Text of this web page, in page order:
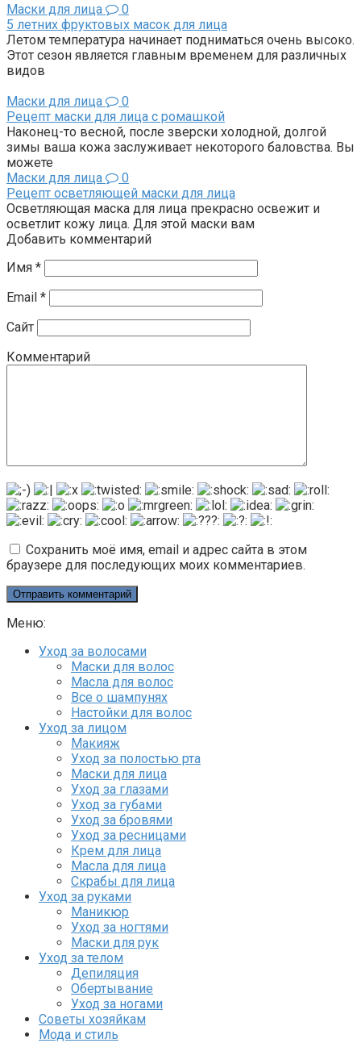
Маски для лица
0
5 летних фруктовых масок для лица
Летом температура начинает подниматься очень высоко.
Этот сезон является главным временем для различных
видов
Маски для лица
0
Рецепт маски для лица с ромашкой
Наконец-то весной, после зверски холодной, долгой
зимы ваша кожа заслуживает некоторого баловства. Вы
можете
Маски для лица
0
Рецепт осветляющей маски для лица
Осветляющая маска для лица прекрасно освежит и
осветлит кожу лица. Для этой маски вам
Добавить комментарий
Имя *
Email *
Сайт
Комментарий
Сохранить моё имя, email и адрес сайта в этом
браузере для последующих моих комментариев.
Меню:
Уход за волосами
Маски для волос
Масла для волос
Все о шампунях
Настойки для волос
Уход за лицом
Макияж
Уход за полостью рта
Маски для лица
Уход за глазами
Уход за губами
Уход за бровями
Уход за ресницами
Крем для лица
Масла для лица
Скрабы для лица
Уход за руками
Маникюр
Уход за ногтями
Маски для рук
Уход за телом
Депиляция
Обертывание
Уход за ногами
Советы хозяйкам
Мода и стиль